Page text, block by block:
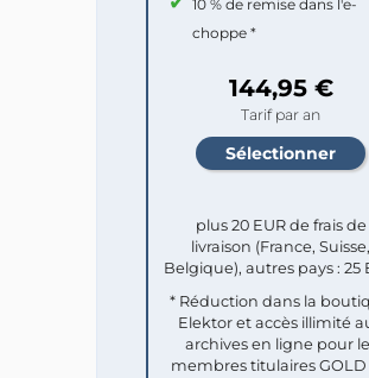
10 % de remise dans l'e-
choppe *
144,95 €
Tarif par an
plus 20 EUR de frais de
livraison (France, Suisse,
Belgique), autres pays : 25
* Réduction dans la
Elektor et accès illimité
archives en ligne pour
membres titulaires GOLD